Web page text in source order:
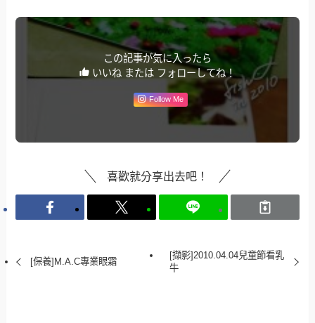
この記事が気に入ったら
いいね または フォローしてね！
Follow Me
喜歡就分享出去吧！
[保養]M.A.C專業眼霜
[擷影]2010.04.04兒童節看乳
牛